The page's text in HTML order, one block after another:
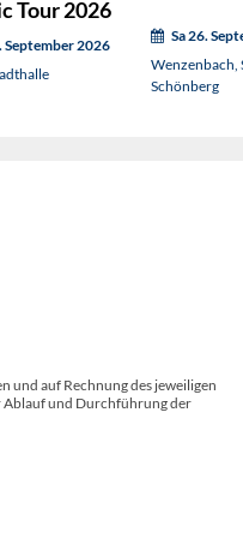
Tour 2026
September 2026
Sa 26.
Wenzenbach,
Schönberg
und auf Rechnung des jeweiligen
Ablauf und Durchführung der